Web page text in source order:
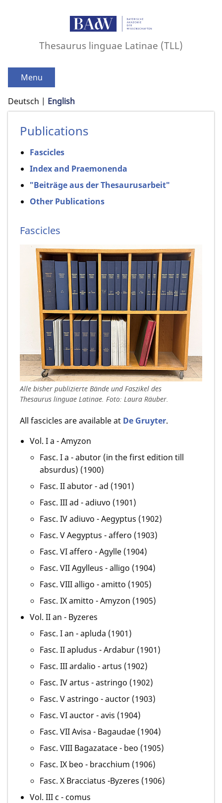
Thesaurus linguae Latinae (TLL)
Menu
Deutsch English
Publications
Fascicles
Index and Praemonenda
"Beiträge aus der Thesaurusarbeit"
Other Publications
Fascicles
Alle bisher publizierte Bände und Faszikel des
Thesaurus linguae Latinae. Foto: Laura Räuber.
All fascicles are available at De Gruyter.
Vol. I a - Amyzon
Fasc. I a - abutor (in the first edition till
absurdus) (1900)
Fasc. II abutor - ad (1901)
Fasc. III ad - adiuvo (1901)
Fasc. IV adiuvo - Aegyptus (1902)
Fasc. V Aegyptus - affero (1903)
Fasc. VI affero - Agylle (1904)
Fasc. VII Agylleus - alligo (1904)
Fasc. VIII alligo - amitto (1905)
Fasc. IX amitto - Amyzon (1905)
Vol. II an - Byzeres
Fasc. I an - apluda (1901)
Fasc. II apludus - Ardabur (1901)
Fasc. III ardalio - artus (1902)
Fasc. IV artus - astringo (1902)
Fasc. V astringo - auctor (1903)
Fasc. VI auctor - avis (1904)
Fasc. VII Avisa - Bagaudae (1904)
Fasc. VIII Bagazatace - beo (1905)
Fasc. IX beo - bracchium (1906)
Fasc. X Bracciatus -Byzeres (1906)
Vol. III c - comus